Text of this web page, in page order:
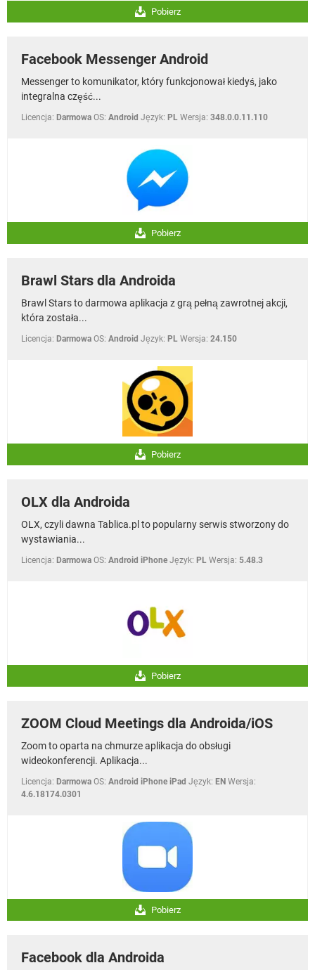
Pobierz
Facebook Messenger Android
Messenger to komunikator, który funkcjonował kiedyś, jako
integralna część...
Licencja: Darmowa OS: Android Język: PL Wersja: 348.0.0.11.110
Pobierz
Brawl Stars dla Androida
Brawl Stars to darmowa aplikacja z grą pełną zawrotnej akcji,
która została...
Licencja: Darmowa OS: Android Język: PL Wersja: 24.150
Pobierz
OLX dla Androida
OLX, czyli dawna Tablica.pl to popularny serwis stworzony do
wystawiania...
Licencja: Darmowa OS: Android iPhone Język: PL Wersja: 5.48.3
Pobierz
ZOOM Cloud Meetings dla Androida/iOS
Zoom to oparta na chmurze aplikacja do obsługi
wideokonferencji. Aplikacja...
Licencja: Darmowa OS: Android iPhone iPad Język: EN Wersja:
4.6.18174.0301
Pobierz
Facebook dla Androida